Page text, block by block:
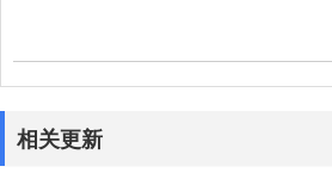
相关更新